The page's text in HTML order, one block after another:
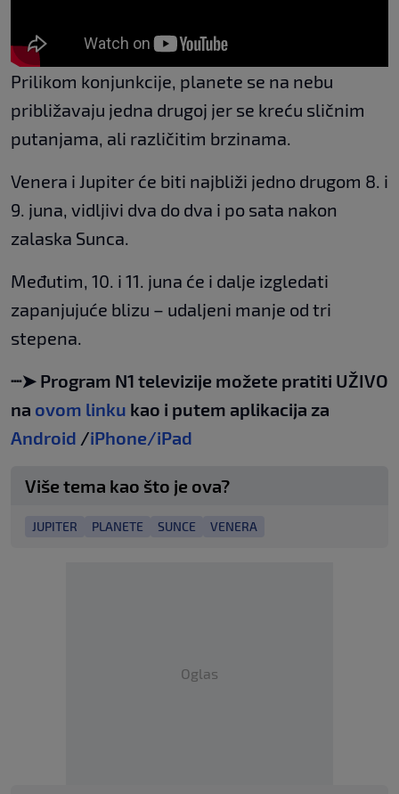
Prilikom konjunkcije, planete se na nebu
približavaju jedna drugoj jer se kreću sličnim
putanjama, ali različitim brzinama.
Venera i Jupiter će biti najbliži jedno drugom 8. i
9. juna, vidljivi dva do dva i po sata nakon
zalaska Sunca.
Međutim, 10. i 11. juna će i dalje izgledati
zapanjujuće blizu – udaljeni manje od tri
stepena.
┈➤ Program N1 televizije možete pratiti UŽIVO
na ovom linku kao i putem aplikacija za
Android /iPhone/iPad
Više tema kao što je ova?
JUPITER PLANETE SUNCE VENERA
Oglas